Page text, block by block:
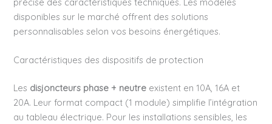
disponibles sur le marché offrent des solutions
personnalisables selon vos besoins énergétiques.
Caractéristiques des dispositifs de protection
Les disjoncteurs phase + neutre existent en 10A, 16A et
20A. Leur format compact (1 module) simplifie l’intégration
au tableau électrique. Pour les installations sensibles, les